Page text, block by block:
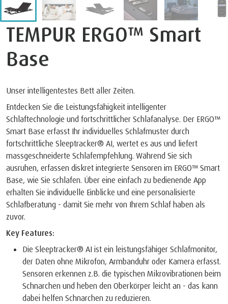
TEMPUR ERGO™ Smart
Base
Unser intelligentestes Bett aller Zeiten.
Entdecken Sie die Leistungsfähigkeit intelligenter
Schlaftechnologie und fortschrittlicher Schlafanalyse. Der ERGO™
Smart Base erfasst Ihr individuelles Schlafmuster durch
fortschrittliche Sleeptracker® AI, wertet es aus und liefert
massgeschneiderte Schlafempfehlung. Während Sie sich
ausruhen, erfassen diskret integrierte Sensoren im ERGO™ Smart
Base, wie Sie schlafen. Über eine einfach zu bedienende App
erhalten Sie individuelle Einblicke und eine personalisierte
Schlafberatung - damit Sie mehr von Ihrem Schlaf haben als
zuvor.
Key Features:
Die Sleeptracker® AI ist ein leistungsfähiger Schlafmonitor,
der Daten ohne Mikrofon, Armbanduhr oder Kamera erfasst.
Sensoren erkennen z.B. die typischen Mikrovibrationen beim
Schnarchen und heben den Oberkörper leicht an - das kann
dabei helfen Schnarchen zu reduzieren.